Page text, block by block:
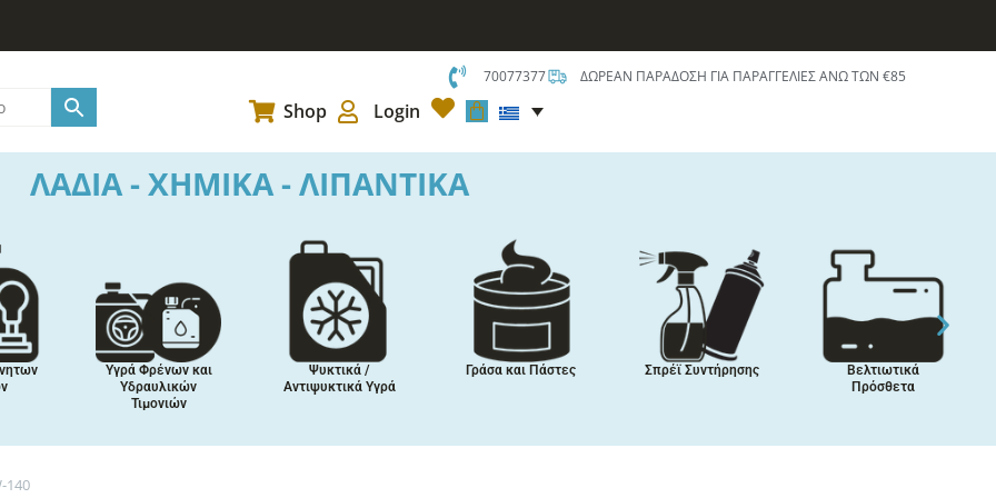
70077377 ΔΩΡΕΑΝ ΠΑΡΑΔΟΣΗ ΓΙΑ ΠΑΡΑΓΓΕΛΙΕΣ ΑΝΩ ΤΩΝ €85
Shop Login Cart
ΛΑΔΙΑ - ΧΗΜΙΚΑ - ΛΙΠΑΝΤΙΚΑ
Βελτιωτικά
Πρόσθετα
Κόλλες,
Στεγανοποιητικά,
Επικαλύψεις,
Περιποίηση
Χημικά
Κλιματιστικών
140